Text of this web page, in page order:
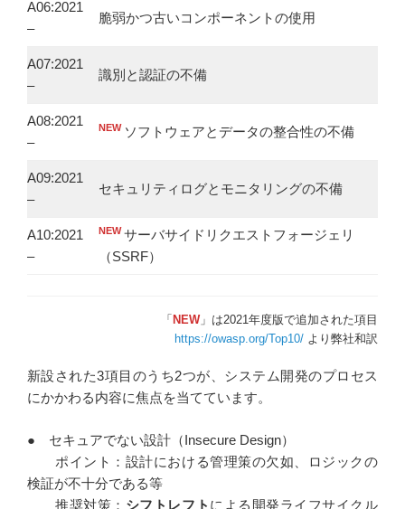
A06:2021
–
脆弱かつ古いコンポーネントの使用
A07:2021
–
識別と認証の不備
A08:2021
–
NEW ソフトウェアとデータの整合性の不備
A09:2021
–
セキュリティログとモニタリングの不備
A10:2021
–
NEWサーバサイドリクエストフォージェリ
（SSRF）
「NEW」は2021年度版で追加された項目
https://owasp.org/Top10/ より弊社和訳
新設された3項目のうち2つが、システム開発のプロセス
にかかわる内容に焦点を当てています。
● セキュアでない設計（Insecure Design）
ポイント：設計における管理策の欠如、ロジックの
検証が不十分である等
推奨対策： シフトレフト による開発ライフサイクル